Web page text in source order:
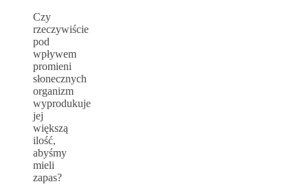
Czy
rzeczywiście
pod
wpływem
promieni
słonecznych
organizm
wyprodukuje
jej
większą
ilość,
abyśmy
mieli
zapas?